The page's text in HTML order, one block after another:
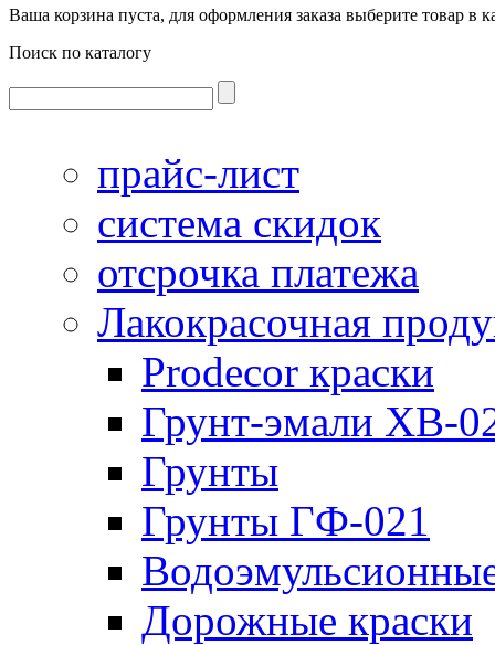
Ваша корзина пуста, для оформления заказа выберите товар в
Поиск по каталогу
прайс-лист
система скидок
отсрочка платежа
Лакокрасочная
Prodecor краски
Грунт-эмали ХВ-
Грунты
Грунты ГФ-021
Дорожные краски